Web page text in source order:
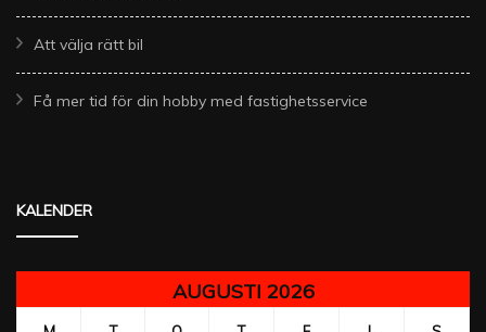
Att välja rätt bil
Få mer tid för din hobby med fastighetsservice
KALENDER
AUGUSTI 2026